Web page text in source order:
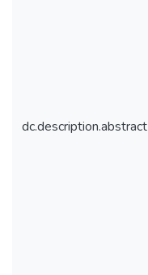
dc.description.abstract